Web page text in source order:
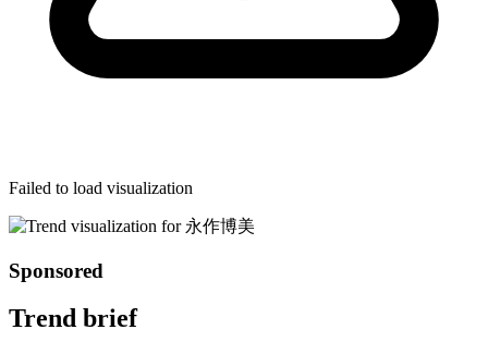
Failed to load visualization
Sponsored
Trend brief